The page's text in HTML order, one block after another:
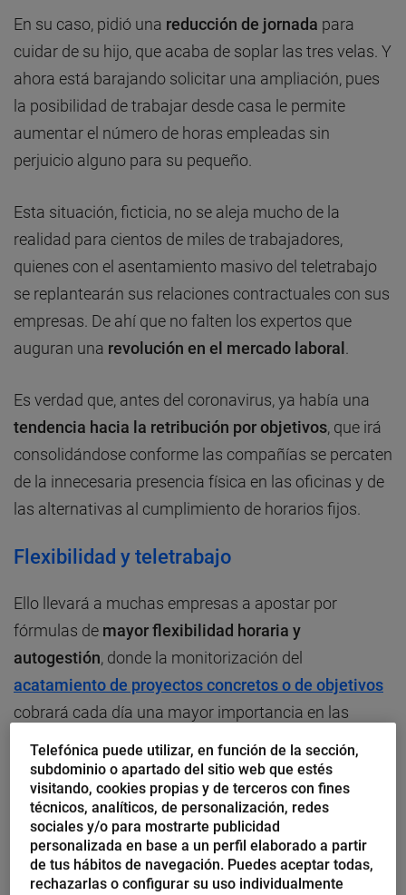
En su caso, pidió una reducción de jornada para
cuidar de su hijo, que acaba de soplar las tres velas. Y
ahora está barajando solicitar una ampliación, pues
la posibilidad de trabajar desde casa le permite
aumentar el número de horas empleadas sin
perjuicio alguno para su pequeño.
Esta situación, ficticia, no se aleja mucho de la
realidad para cientos de miles de trabajadores,
quienes con el asentamiento masivo del teletrabajo
se replantearán sus relaciones contractuales con sus
empresas. De ahí que no falten los expertos que
auguran una revolución en el mercado laboral .
Es verdad que, antes del coronavirus, ya había una
tendencia hacia la retribución por objetivos, que irá
consolidándose conforme las compañías se percaten
de la innecesaria presencia física en las oficinas y de
las alternativas al cumplimiento de horarios fijos.
Flexibilidad y teletrabajo
Ello llevará a muchas empresas a apostar por
fórmulas de mayor flexibilidad horaria y
autogestión, donde la monitorización del
acatamiento de proyectos concretos o de objetivos
cobrará cada día una mayor importancia en las
futuras relaciones laborales.
Y en este escenario,Raúl Rojas, socio de Ecija, ve
necesario que se produzca unareforma legislativa
para regular con mayor profundidad el trabajo a
distancia y dotar de un marco normativo más
Telefónica puede utilizar, en función de la sección,
subdominio o apartado del sitio web que estés
visitando, cookies propias y de terceros con fines
técnicos, analíticos, de personalización, redes
sociales y/o para mostrarte publicidad
personalizada en base a un perfil elaborado a partir
de tus hábitos de navegación. Puedes aceptar todas,
rechazarlas o configurar su uso individualmente